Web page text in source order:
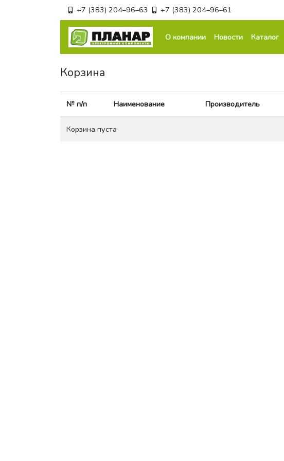
+7 (383) 204–96–63 +7 (383) 204–96–61
О компании Новости Каталог
Корзина
№ п/п Наименование Производитель
Корзина пуста